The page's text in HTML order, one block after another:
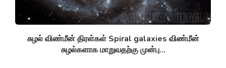
சுழல் விண்மீன் திரள்கள் Spiral galaxies விண்மீன்
சுழல்களாக மாறுவதற்கு முன்பு...